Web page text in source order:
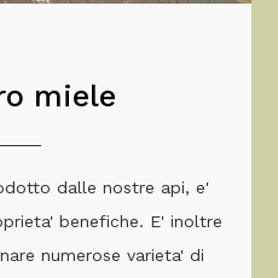
miele
dalle nostre api, e'
benefiche. E' inoltre
numerose varieta' di